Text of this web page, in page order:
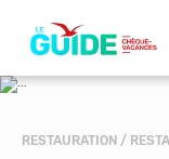
contenu
principal
RESTAURATION /